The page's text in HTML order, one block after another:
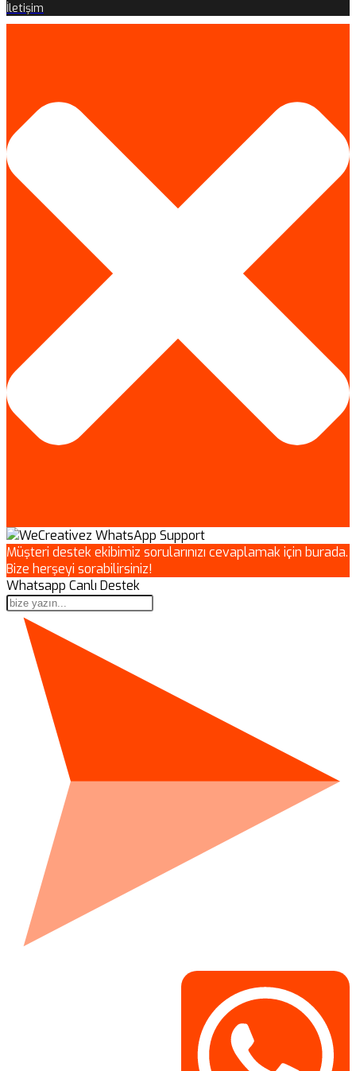
İletişim
Müşteri destek ekibimiz sorularınızı cevaplamak için burada.
Bize herşeyi sorabilirsiniz!
Whatsapp Canlı Destek